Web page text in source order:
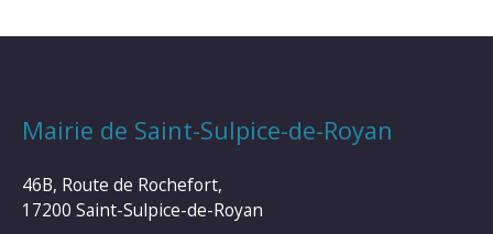
Mairie de Saint-Sulpice-de-Royan
46B, Route de Rochefort,
17200 Saint-Sulpice-de-Royan